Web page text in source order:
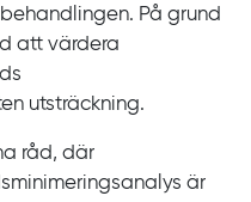
På grund
att värdera
utsträckning.
råd, där
är